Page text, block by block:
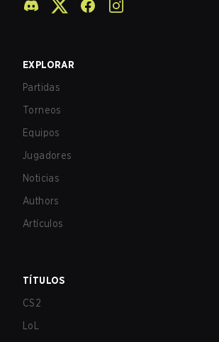
EXPLORAR
Partidas
Torneos
Equipos
Jugadores
Noticias
Authors
Artículos
TÍTULOS
CS2
LoL